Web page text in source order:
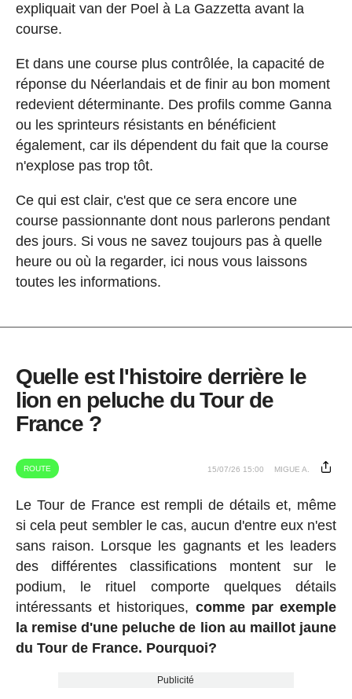
expliquait van der Poel à La Gazzetta avant la
course.
Et dans une course plus contrôlée, la capacité de
réponse du Néerlandais et de finir au bon moment
redevient déterminante. Des profils comme Ganna
ou les sprinteurs résistants en bénéficient
également, car ils dépendent du fait que la course
n'explose pas trop tôt.
Ce qui est clair, c'est que ce sera encore une
course passionnante dont nous parlerons pendant
des jours. Si vous ne savez toujours pas à quelle
heure ou où la regarder, ici nous vous laissons
toutes les informations.
Quelle est l'histoire derrière le
lion en peluche du Tour de
France ?
ROUTE 15/07/26 15:00 MIGUE A.
Le Tour de France est rempli de détails et, même
si cela peut sembler le cas, aucun d'entre eux n'est
sans raison. Lorsque les gagnants et les leaders
des différentes classifications montent sur le
podium, le rituel comporte quelques détails
intéressants et historiques, comme par exemple
la remise d'une peluche de lion au maillot jaune
du Tour de France. Pourquoi?
Publicité